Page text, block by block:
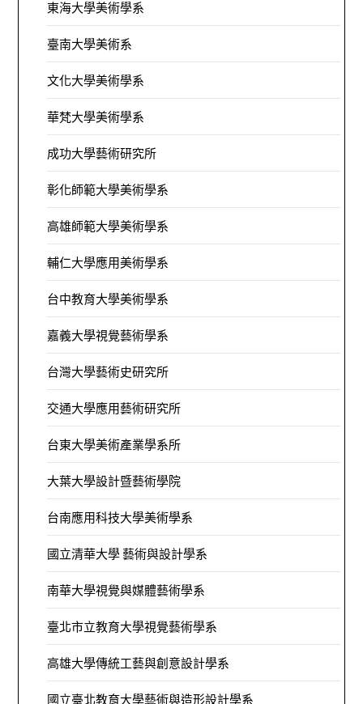
東海大學美術學系
臺南大學美術系
文化大學美術學系
華梵大學美術學系
成功大學藝術研究所
彰化師範大學美術學系
高雄師範大學美術學系
輔仁大學應用美術學系
台中教育大學美術學系
嘉義大學視覺藝術學系
台灣大學藝術史研究所
交通大學應用藝術研究所
台東大學美術產業學系所
大葉大學設計暨藝術學院
台南應用科技大學美術學系
國立清華大學 藝術與設計學系
南華大學視覺與媒體藝術學系
臺北市立教育大學視覺藝術學系
高雄大學傳統工藝與創意設計學系
國立臺北教育大學藝術與造形設計學系